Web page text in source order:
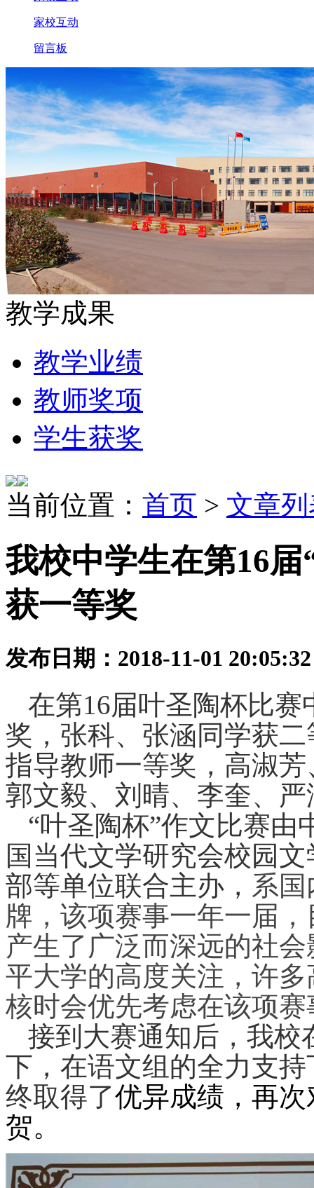
家校互动
留言板
教学成果
教学业绩
教师奖项
学生获奖
当前位置： 首页 > 文章
我校中学生在第16
获一等奖
发布日期：2018-11-01
在第16届叶圣陶杯比赛
奖 ，张科、张涵同学获二
指导教师一等奖 ，高淑
郭文毅、刘晴、李奎、
“叶圣陶杯”作文比赛由
国当代文学研究会校园
部等单位联合主办， 系
牌，该项赛事一年一届
产生了广泛而深远的社
平大学的高度关注 ， 许多
核时会优先考虑在该项
接到大赛通知后，我校
下，在语文组的全力支持
终取得了优异成绩，再
贺。